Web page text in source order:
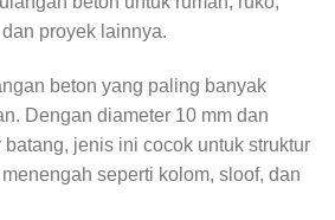
proyek lainnya.
beton yang paling banyak
Dengan diameter 10 mm dan
jenis ini cocok untuk struktur
seperti kolom, sloof, dan